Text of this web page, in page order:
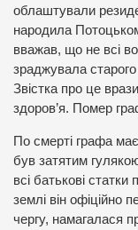
облаштували
народила
вважав, що не всі
зраджувала
Звістка про це
здоров’я. Помер
По смерті графа
був затятим
всі батькові
землі він офіційно
чергу, намагалася